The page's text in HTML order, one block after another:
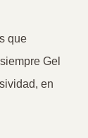
que
Gel
en